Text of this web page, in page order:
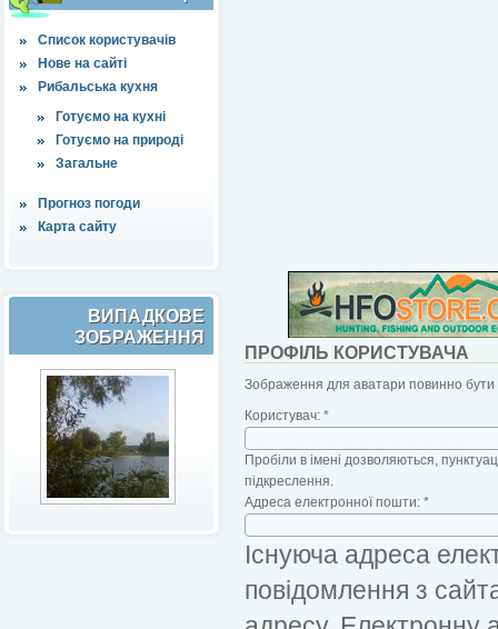
Список користувачів
Нове на сайті
Рибальська кухня
Готуємо на кухні
Готуємо на природі
Загальне
Прогноз погоди
Карта сайту
ВИПАДКОВЕ
ЗОБРАЖЕННЯ
ПРОФІЛЬ КОРИСТУВАЧА
Зображення для аватари повинно бути
Користувач: *
Пробіли в імені дозволяються,
підкреслення.
Адреса електронної пошти: *
Існуюча адреса
повідомлення з